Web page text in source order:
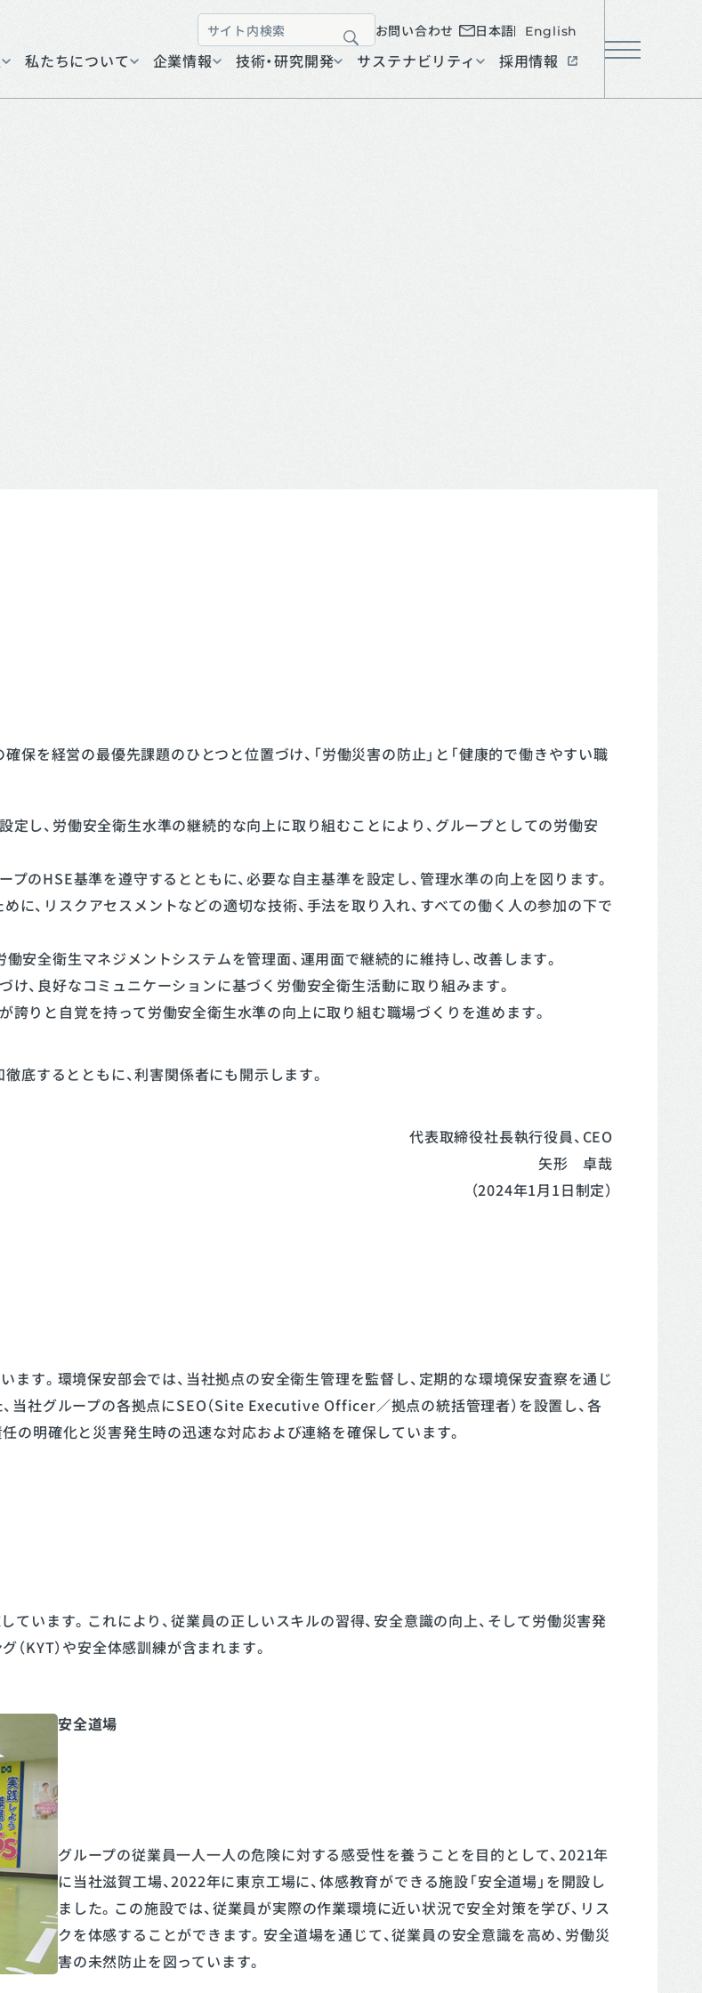
絞り込む
お問い合わせ 日本語 English
私たちについて 企業情報 技術・研究開発 サステナビリティ 採用情報
保を経営の最優先課題のひとつと位置づけ、「労働災害の防止」と「健康的で働きやすい職
し、労働安全衛生水準の継続的な向上に取り組むことにより、グループとしての労働安
のHSE基準を遵守するとともに、必要な自主基準を設定し、管理水準の向上を図ります。
、リスクアセスメントなどの適切な技術、手法を取り入れ、すべての働く人の参加の下で
安全衛生マネジメントシステムを管理面、運用面で継続的に維持し、改善します。
、良好なコミュニケーションに基づく労働安全衛生活動に取り組みます。
りと自覚を持って労働安全衛生水準の向上に取り組む職場づくりを進めます。
底するとともに、利害関係者にも開示します。
代表取締役社長執行役員、CEO
矢形 卓哉
（2024年1月1日制定）
ます。環境保安部会では、当社拠点の安全衛生管理を監督し、定期的な環境保安査察を通じ
当社グループの各拠点にSEO（Site Executive Officer／拠点の統括管理者）を設置し、各
の明確化と災害発生時の迅速な対応および連絡を確保しています。
ています。これにより、従業員の正しいスキルの習得、安全意識の向上、そして労働災害発
KYT）や安全体感訓練が含まれます。
安全道場
グループの従業員一人一人の危険に対する感受性を養うことを目的として、2021年
に当社滋賀工場、2022年に東京工場に、体感教育ができる施設「安全道場」を開設し
ました。この施設では、従業員が実際の作業環境に近い状況で安全対策を学び、リス
クを体感することができます。安全道場を通じて、従業員の安全意識を高め、労働災
害の未然防止を図っています。